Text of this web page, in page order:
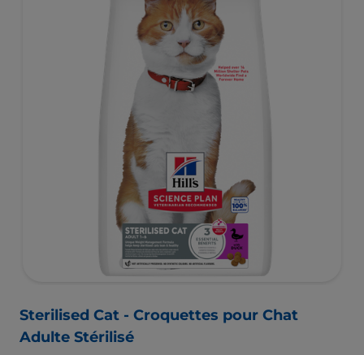
Sterilised Cat - Croquettes pour Chat
Adulte Stérilisé